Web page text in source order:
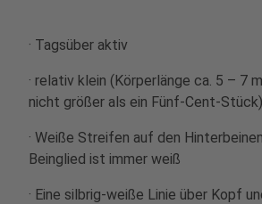
· Tagsüber aktiv
· relativ klein (Körperlänge ca. 5 – 7
nicht größer als ein Fünf-Cent-Stück)
· Weiße Streifen auf den
Beinglied ist immer weiß
· Eine silbrig-weiße Linie über Kopf